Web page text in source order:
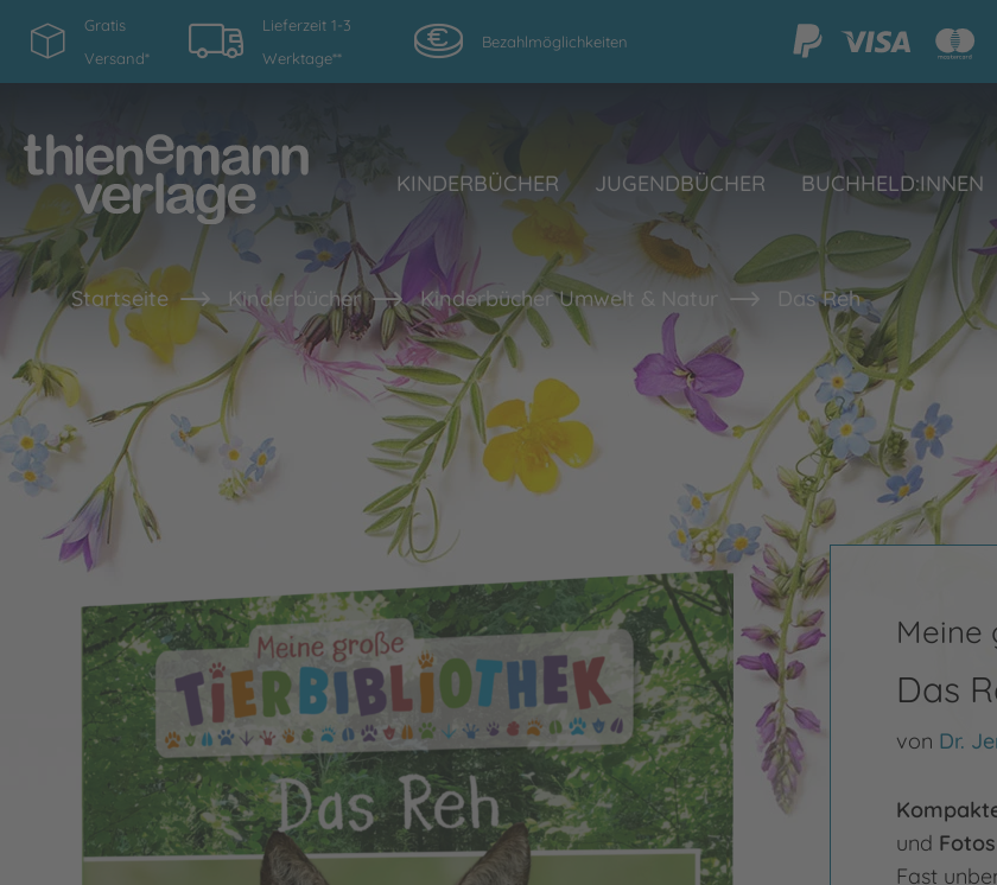
Gratis
Versand*
Lieferzeit 1-3
Werktage**
Bezahlmöglichkeiten
KINDERBÜCHER JUGENDBÜCHER BUCHHELD:INNEN
Startseite Kinderbücher Kinderbücher Umwelt & Natur Das Reh
Meine
Das
von Dr.
und
Fast